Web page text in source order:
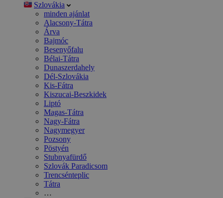
Szlovákia
minden ajánlat
Alacsony-Tátra
Árva
Bajmóc
Besenyőfalu
Bélai-Tátra
Dunaszerdahely
Dél-Szlovákia
Kis-Fátra
Kiszucai-Beszkidek
Liptó
Magas-Tátra
Nagy-Fátra
Nagymegyer
Pozsony
Pöstyén
Stubnyafürdő
Szlovák Paradicsom
Trencsénteplic
Tátra
…